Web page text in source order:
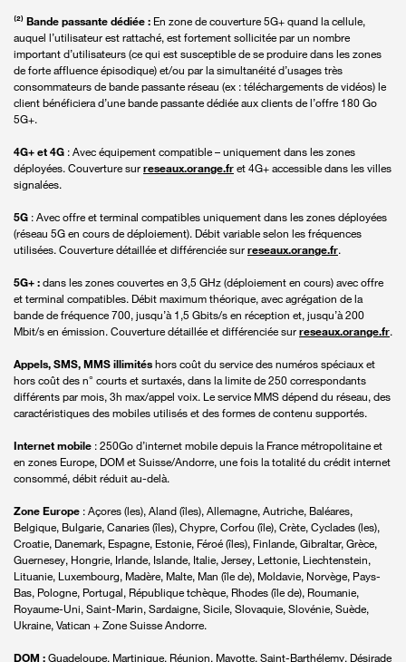
⁽²⁾ Bande passante dédiée : En zone de couverture 5G+ quand la cellule,
auquel l’utilisateur est rattaché, est fortement sollicitée par un nombre
important d’utilisateurs (ce qui est susceptible de se produire dans les zones
de forte affluence épisodique) et/ou par la simultanéité d’usages très
consommateurs de bande passante réseau (ex : téléchargements de vidéos) le
client bénéficiera d’une bande passante dédiée aux clients de l’offre 180 Go
5G+.
4G+ et 4G : Avec équipement compatible – uniquement dans les zones
déployées. Couverture sur reseaux.orange.fr et 4G+ accessible dans les villes
signalées.
5G : Avec offre et terminal compatibles uniquement dans les zones déployées
(réseau 5G en cours de déploiement). Débit variable selon les fréquences
utilisées. Couverture détaillée et différenciée sur reseaux.orange.fr.
5G+ : dans les zones couvertes en 3,5 GHz (déploiement en cours) avec offre
et terminal compatibles. Débit maximum théorique, avec agrégation de la
bande de fréquence 700, jusqu’à 1,5 Gbits/s en réception et, jusqu’à 200
Mbit/s en émission. Couverture détaillée et différenciée sur reseaux.orange.fr.
Appels, SMS, MMS illimités hors coût du service des numéros spéciaux et
hors coût des n° courts et surtaxés, dans la limite de 250 correspondants
différents par mois, 3h max/appel voix. Le service MMS dépend du réseau, des
caractéristiques des mobiles utilisés et des formes de contenu supportés.
Internet mobile : 250Go d’internet mobile depuis la France métropolitaine et
en zones Europe, DOM et Suisse/Andorre, une fois la totalité du crédit internet
consommé, débit réduit au-delà.
Zone Europe : Açores (les), Aland (îles), Allemagne, Autriche, Baléares,
Belgique, Bulgarie, Canaries (îles), Chypre, Corfou (île), Crète, Cyclades (les),
Croatie, Danemark, Espagne, Estonie, Féroé (îles), Finlande, Gibraltar, Grèce,
Guernesey, Hongrie, Irlande, Islande, Italie, Jersey, Lettonie, Liechtenstein,
Lituanie, Luxembourg, Madère, Malte, Man (île de), Moldavie, Norvège, Pays-
Bas, Pologne, Portugal, République tchèque, Rhodes (île de), Roumanie,
Royaume-Uni, Saint-Marin, Sardaigne, Sicile, Slovaquie, Slovénie, Suède,
Ukraine, Vatican + Zone Suisse Andorre.
DOM : Guadeloupe, Martinique, Réunion, Mayotte, Saint-Barthélemy, Désirade